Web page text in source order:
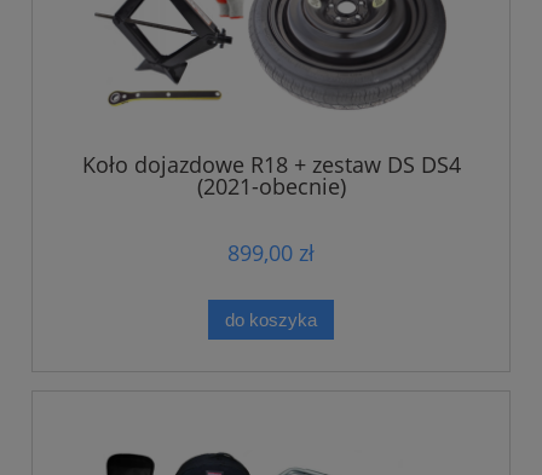
Koło dojazdowe R18 + zestaw DS DS4
(2021-obecnie)
899,00 zł
do koszyka